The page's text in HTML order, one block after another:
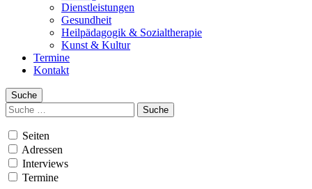
Dienstleistungen
Gesundheit
Heilpädagogik & Sozialtherapie
Kunst & Kultur
Termine
Kontakt
Suche
Suchen
nach:
Seiten
Adressen
Interviews
Termine